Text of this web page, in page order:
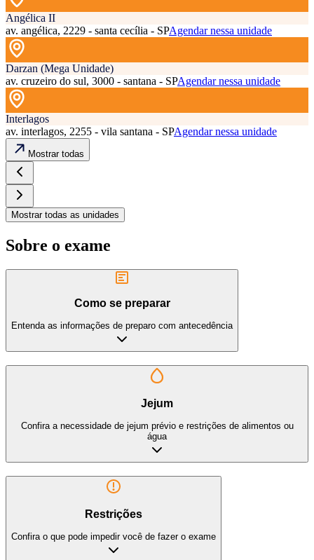
Angélica II
av. angélica, 2229 - santa cecília - SPAgendar nessa unidade
Darzan (Mega Unidade)
av. cruzeiro do sul, 3000 - santana - SPAgendar nessa unidade
Interlagos
av. interlagos, 2255 - vila santana - SPAgendar nessa unidade
Mostrar todas
Mostrar todas as unidades
Sobre o exame
Como se preparar
Entenda as informações de preparo com antecedência
Jejum
Confira a necessidade de jejum prévio e restrições de alimentos ou
água
Restrições
Confira o que pode impedir você de fazer o exame